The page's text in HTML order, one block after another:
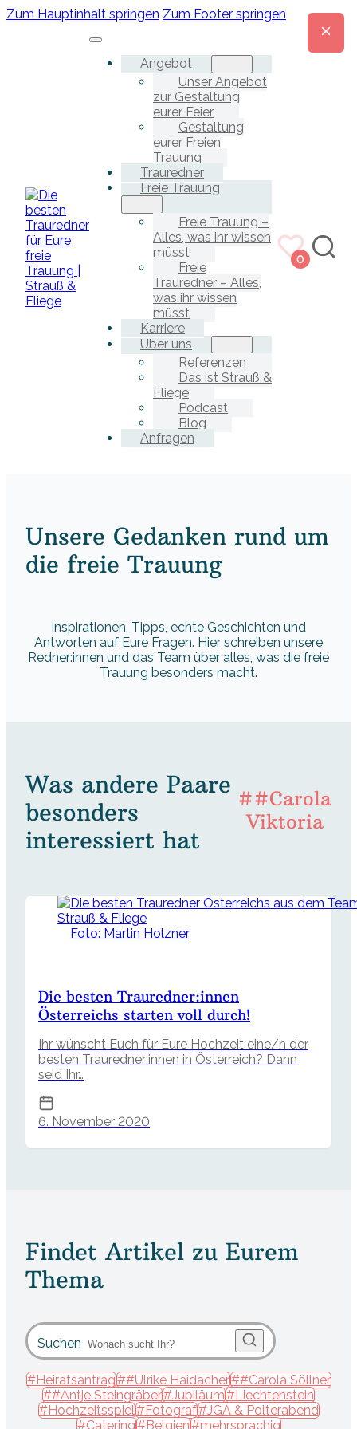
Zum Hauptinhalt springen Zum Footer springen
Angebot
Unser Angebot
zur Gestaltung
eurer Feier
Gestaltung
eurer Freien
Trauung
Trauredner
Freie Trauung
Freie Trauung –
Alles, was ihr wissen
müsst
Freie
Trauredner – Alles,
was ihr wissen
müsst
Karriere
Über uns
Referenzen
Das ist Strauß &
Fliege
Podcast
Blog
Anfragen
0
Unsere Gedanken rund um
die freie Trauung
Inspirationen, Tipps, echte Geschichten und
Antworten auf Eure Fragen. Hier schreiben unsere
Redner:innen und das Team über alles, was die freie
Trauung besonders macht.
Was andere Paare
besonders
interessiert hat
##Carola
Viktoria
Foto: Martin Holzner
Die besten Trauredner:innen
Österreichs starten voll durch!
Ihr wünscht Euch für Eure Hochzeit eine/n der
besten Trauredner:innen in Österreich? Dann
seid Ihr…
6. November 2020
Findet Artikel zu Eurem
Thema
Suchen
#Heiratsantrag##Ulrike Haidacher##Carola Söllner
##Antje Steingräber#Jubiläum#Liechtenstein
#Hochzeitsspiel#Fotograf#JGA & Polterabend
#Catering#Belgien#mehrsprachig